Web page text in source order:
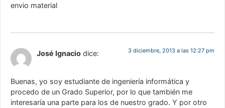
envio material
José Ignacio dice: 3 diciembre, 2013 a las 12:27 pm
Buenas, yo soy estudiante de ingeniería informática y
procedo de un Grado Superior, por lo que también me
interesaría una parte para los de nuestro grado. Y por otro